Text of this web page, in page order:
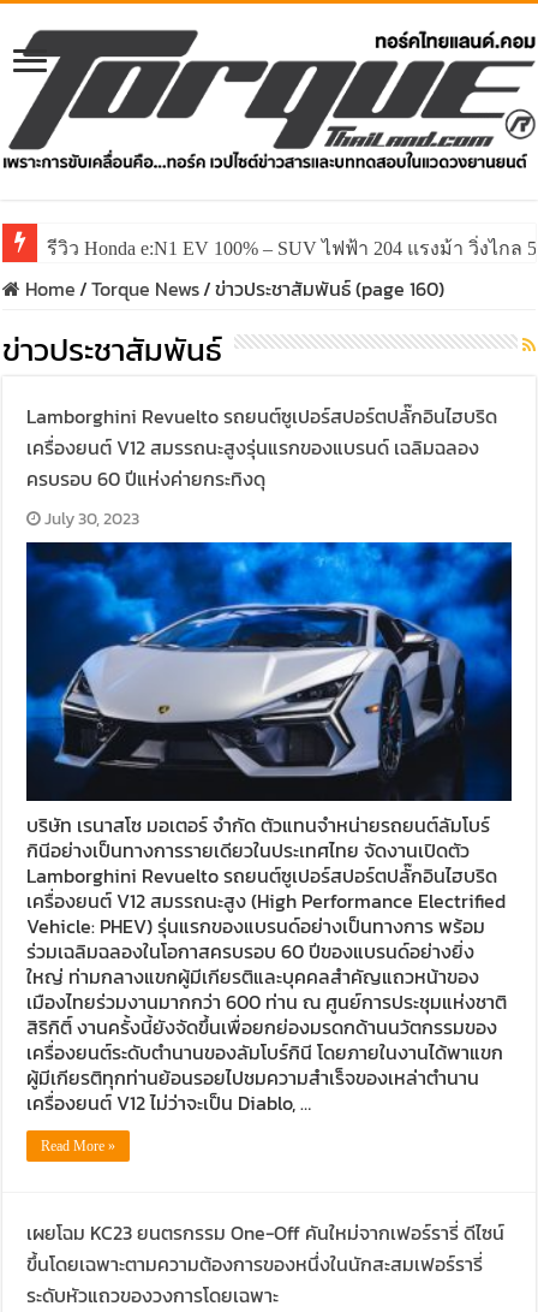
รีวิว Honda e:N1 EV 100% – SUV ไฟฟ้า 204 แรงม้า วิ่งไกล
รีวิว ลองขับ All New GWM HAVAL H6 ปรับโฉมหน้าใหม่
Home/Torque News/ข่าวประชาสัมพันธ์ (page 160)
ข่าวประชาสัมพันธ์
Lamborghini Revuelto รถยนต์ซูเปอร์สปอร์ตปลั๊กอินไฮบริด
เครื่องยนต์ V12 สมรรถนะสูงรุ่นแรกของแบรนด์ เฉลิมฉลอง
ครบรอบ 60 ปีแห่งค่ายกระทิงดุ
July 30, 2023
บริษัท เรนาสโซ มอเตอร์ จำกัด ตัวแทนจำหน่ายรถยนต์ลัมโบร์
กินีอย่างเป็นทางการรายเดียวในประเทศไทย จัดงานเปิดตัว
Lamborghini Revuelto รถยนต์ซูเปอร์สปอร์ตปลั๊กอินไฮบริด
เครื่องยนต์ V12 สมรรถนะสูง (High Performance Electrified
Vehicle: PHEV) รุ่นแรกของแบรนด์อย่างเป็นทางการ พร้อม
ร่วมเฉลิมฉลองในโอกาสครบรอบ 60 ปีของแบรนด์อย่างยิ่ง
ใหญ่ ท่ามกลางแขกผู้มีเกียรติและบุคคลสำคัญแถวหน้าของ
เมืองไทยร่วมงานมากกว่า 600 ท่าน ณ ศูนย์การประชุมแห่งชาติ
สิริกิติ์ งานครั้งนี้ยังจัดขึ้นเพื่อยกย่องมรดกด้านนวัตกรรมของ
เครื่องยนต์ระดับตำนานของลัมโบร์กินี โดยภายในงานได้พาแขก
ผู้มีเกียรติทุกท่านย้อนรอยไปชมความสำเร็จของเหล่าตำนาน
เครื่องยนต์ V12 ไม่ว่าจะเป็น Diablo, …
Read More »
เผยโฉม KC23 ยนตรกรรม One-Off คันใหม่จากเฟอร์รารี่ ดีไซน์
ขึ้นโดยเฉพาะตามความต้องการของหนึ่งในนักสะสมเฟอร์รารี่
ระดับหัวแถวของวงการโดยเฉพาะ